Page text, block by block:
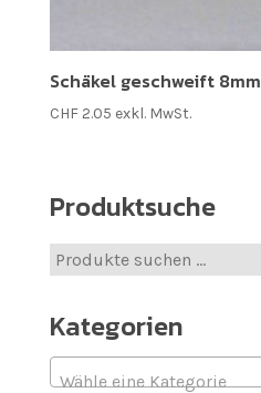
Schäkel geschweift 8mm
CHF2.05 exkl. MwSt.
Produktsuche
Suche
nach:
Kategorien
Wähle eine Kategorie